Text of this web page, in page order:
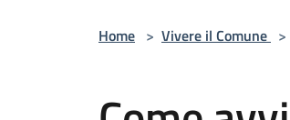
Home > Vivere il Comune >